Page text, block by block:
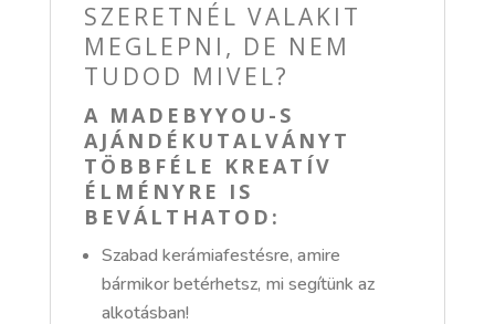
SZERETNÉL VALAKIT
MEGLEPNI, DE NEM
TUDOD MIVEL?
A MADEBYYOU-S
AJÁNDÉKUTALVÁNYT
TÖBBFÉLE KREATÍV
ÉLMÉNYRE IS
BEVÁLTHATOD:
Szabad kerámiafestésre, amire
bármikor betérhetsz, mi segítünk az
alkotásban!